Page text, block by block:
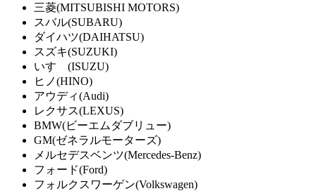
三菱(MITSUBISHI MOTORS)
スバル(SUBARU)
ダイハツ(DAIHATSU)
スズキ(SUZUKI)
いすゞ(ISUZU)
ヒノ(HINO)
アウディ(Audi)
レクサス(LEXUS)
BMW(ビーエムダブリュー)
GM(ゼネラルモーターズ)
メルセデスベンツ(Mercedes-Benz)
フォード(Ford)
フォルクスワーゲン(Volkswagen)